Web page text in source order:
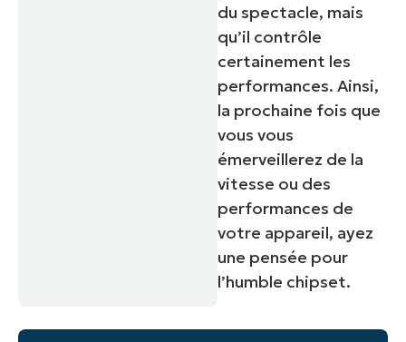
du spectacle, mais
qu’il contrôle
certainement les
performances. Ainsi,
la prochaine fois que
vous vous
émerveillerez de la
vitesse ou des
performances de
votre appareil, ayez
une pensée pour
l’humble chipset.